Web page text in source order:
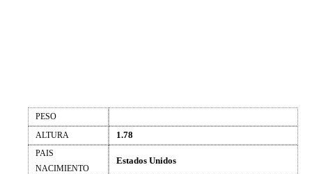
PESO
ALTURA
1.78
PAIS
NACIMIENTO
Estados Unidos